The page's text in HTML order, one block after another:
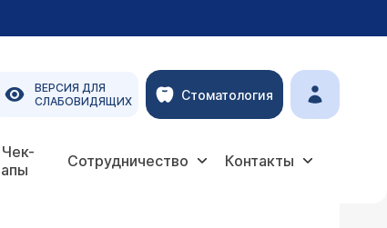
ВЕРСИЯ ДЛЯ
СЛАБОВИДЯЩИХ
Стоматология
Чек-
апы
Сотрудничество Контакты